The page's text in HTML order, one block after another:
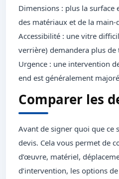
Dimensions : plus la surface
des matériaux et de la
Accessibilité : une vitre
verrière) demandera plus de
Urgence : une intervention
end est généralement
Comparer les
Avant de signer quoi que ce
devis. Cela vous permet de
d’œuvre, matériel,
d’intervention, les options